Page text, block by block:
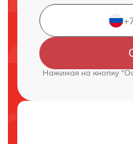
Нажимая на кнопку